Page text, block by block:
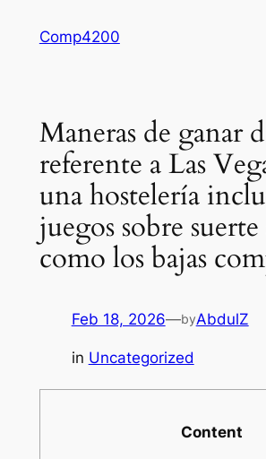
Comp4200
Maneras de ganar
referente a Las
una hostelería
juegos sobre
como los bajas
Feb 18, 2026—byAbdulZ
in Uncategorized
Content